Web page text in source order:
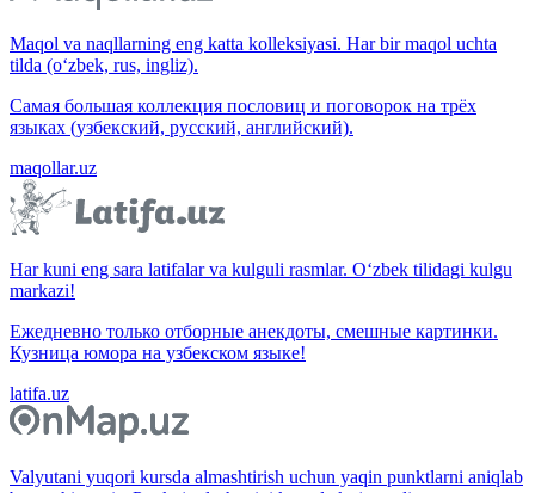
Maqol va naqllarning eng katta kolleksiyasi. Har bir maqol uchta
tilda (o‘zbek, rus, ingliz).
Самая большая коллекция пословиц и поговорок на трёх
языках (узбекский, русский, английский).
maqollar.uz
Har kuni eng sara latifalar va kulguli rasmlar. O‘zbek tilidagi kulgu
markazi!
Ежедневно только отборные анекдоты, смешные картинки.
Кузница юмора на узбекском языке!
latifa.uz
Valyutani yuqori kursda almashtirish uchun yaqin punktlarni aniqlab